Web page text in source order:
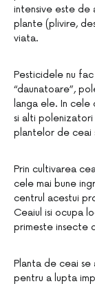
intensive este
plante (plivire,
viata.
Pesticidele nu
“daunatoare”,
langa ele. In
si alti polenizatori
plantelor de ceai
Prin cultivarea
cele mai bune
centrul acestui
Ceaiul isi ocupa
primeste insecte
Planta de ceai se
pentru a lupta